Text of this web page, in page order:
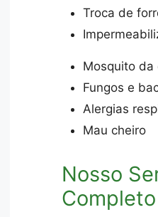
Troca de
Mosquito da
Fungos e
Alergias
Mau cheiro
Nosso
Completo